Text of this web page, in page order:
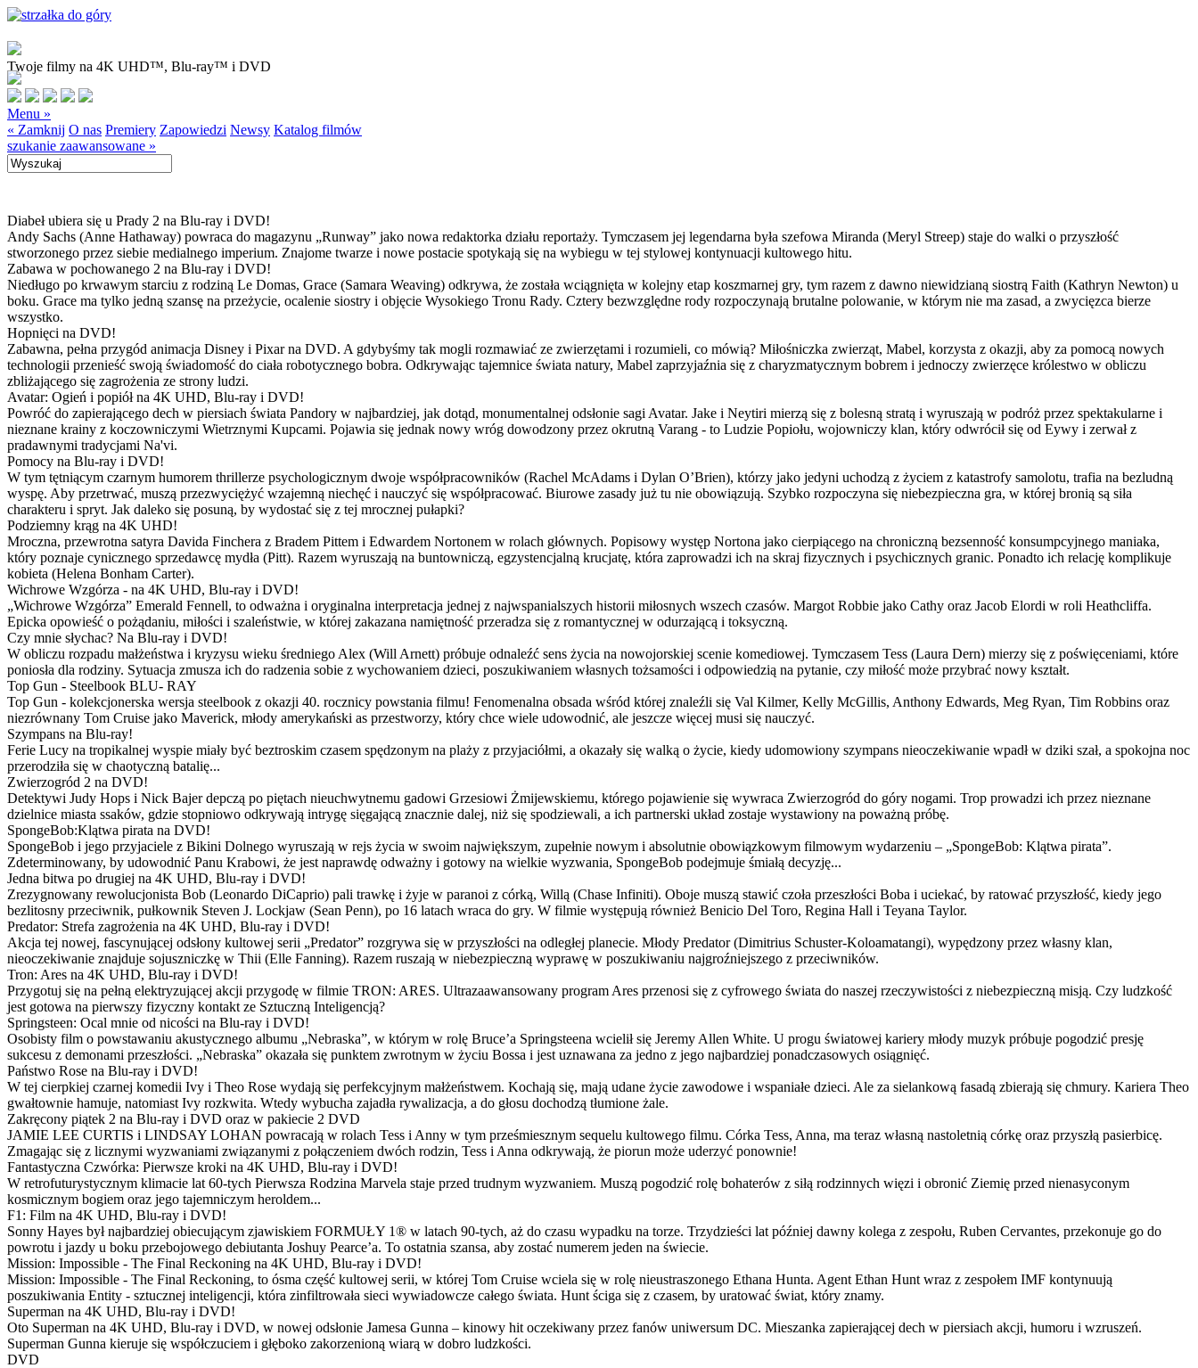
Twoje filmy na 4K UHD™, Blu-ray™ i DVD
Menu »
« Zamknij O nas Premiery Zapowiedzi Newsy Katalog filmów
szukanie zaawansowane »
Diabeł ubiera się u Prady 2 na Blu-ray i DVD!
Andy Sachs (Anne Hathaway) powraca do magazynu „Runway” jako nowa redaktorka działu reportaży. Tymczasem jej legendarna była szefowa Miranda (Meryl Streep) staje do walki o przyszłość
stworzonego przez siebie medialnego imperium. Znajome twarze i nowe postacie spotykają się na wybiegu w tej stylowej kontynuacji kultowego hitu.
Zabawa w pochowanego 2 na Blu-ray i DVD!
Niedługo po krwawym starciu z rodziną Le Domas, Grace (Samara Weaving) odkrywa, że została wciągnięta w kolejny etap koszmarnej gry, tym razem z dawno niewidzianą siostrą Faith (Kathryn Newton) u
boku. Grace ma tylko jedną szansę na przeżycie, ocalenie siostry i objęcie Wysokiego Tronu Rady. Cztery bezwzględne rody rozpoczynają brutalne polowanie, w którym nie ma zasad, a zwycięzca bierze
wszystko.
Hopnięci na DVD!
Zabawna, pełna przygód animacja Disney i Pixar na DVD. A gdybyśmy tak mogli rozmawiać ze zwierzętami i rozumieli, co mówią? Miłośniczka zwierząt, Mabel, korzysta z okazji, aby za pomocą nowych
technologii przenieść swoją świadomość do ciała robotycznego bobra. Odkrywając tajemnice świata natury, Mabel zaprzyjaźnia się z charyzmatycznym bobrem i jednoczy zwierzęce królestwo w obliczu
zbliżającego się zagrożenia ze strony ludzi.
Avatar: Ogień i popiół na 4K UHD, Blu-ray i DVD!
Powróć do zapierającego dech w piersiach świata Pandory w najbardziej, jak dotąd, monumentalnej odsłonie sagi Avatar. Jake i Neytiri mierzą się z bolesną stratą i wyruszają w podróż przez spektakularne i
nieznane krainy z koczowniczymi Wietrznymi Kupcami. Pojawia się jednak nowy wróg dowodzony przez okrutną Varang - to Ludzie Popiołu, wojowniczy klan, który odwrócił się od Eywy i zerwał z
pradawnymi tradycjami Na'vi.
Pomocy na Blu-ray i DVD!
W tym tętniącym czarnym humorem thrillerze psychologicznym dwoje współpracowników (Rachel McAdams i Dylan O’Brien), którzy jako jedyni uchodzą z życiem z katastrofy samolotu, trafia na bezludną
wyspę. Aby przetrwać, muszą przezwyciężyć wzajemną niechęć i nauczyć się współpracować. Biurowe zasady już tu nie obowiązują. Szybko rozpoczyna się niebezpieczna gra, w której bronią są siła
charakteru i spryt. Jak daleko się posuną, by wydostać się z tej mrocznej pułapki?
Podziemny krąg na 4K UHD!
Mroczna, przewrotna satyra Davida Finchera z Bradem Pittem i Edwardem Nortonem w rolach głównych. Popisowy występ Nortona jako cierpiącego na chroniczną bezsenność konsumpcyjnego maniaka,
który poznaje cynicznego sprzedawcę mydła (Pitt). Razem wyruszają na buntowniczą, egzystencjalną krucjatę, która zaprowadzi ich na skraj fizycznych i psychicznych granic. Ponadto ich relację komplikuje
kobieta (Helena Bonham Carter).
Wichrowe Wzgórza - na 4K UHD, Blu-ray i DVD!
„Wichrowe Wzgórza” Emerald Fennell, to odważna i oryginalna interpretacja jednej z najwspanialszych historii miłosnych wszech czasów. Margot Robbie jako Cathy oraz Jacob Elordi w roli Heathcliffa.
Epicka opowieść o pożądaniu, miłości i szaleństwie, w której zakazana namiętność przeradza się z romantycznej w odurzającą i toksyczną.
Czy mnie słychac? Na Blu-ray i DVD!
W obliczu rozpadu małżeństwa i kryzysu wieku średniego Alex (Will Arnett) próbuje odnaleźć sens życia na nowojorskiej scenie komediowej. Tymczasem Tess (Laura Dern) mierzy się z poświęceniami, które
poniosła dla rodziny. Sytuacja zmusza ich do radzenia sobie z wychowaniem dzieci, poszukiwaniem własnych tożsamości i odpowiedzią na pytanie, czy miłość może przybrać nowy kształt.
Top Gun - Steelbook BLU- RAY
Top Gun - kolekcjonerska wersja steelbook z okazji 40. rocznicy powstania filmu! Fenomenalna obsada wśród której znaleźli się Val Kilmer, Kelly McGillis, Anthony Edwards, Meg Ryan, Tim Robbins oraz
niezrównany Tom Cruise jako Maverick, młody amerykański as przestworzy, który chce wiele udowodnić, ale jeszcze więcej musi się nauczyć.
Szympans na Blu-ray!
Ferie Lucy na tropikalnej wyspie miały być beztroskim czasem spędzonym na plaży z przyjaciółmi, a okazały się walką o życie, kiedy udomowiony szympans nieoczekiwanie wpadł w dziki szał, a spokojna noc
przerodziła się w chaotyczną batalię...
Zwierzogród 2 na DVD!
Detektywi Judy Hops i Nick Bajer depczą po piętach nieuchwytnemu gadowi Grzesiowi Żmijewskiemu, którego pojawienie się wywraca Zwierzogród do góry nogami. Trop prowadzi ich przez nieznane
dzielnice miasta ssaków, gdzie stopniowo odkrywają intrygę sięgającą znacznie dalej, niż się spodziewali, a ich partnerski układ zostaje wystawiony na poważną próbę.
SpongeBob:Klątwa pirata na DVD!
SpongeBob i jego przyjaciele z Bikini Dolnego wyruszają w rejs życia w swoim największym, zupełnie nowym i absolutnie obowiązkowym filmowym wydarzeniu – „SpongeBob: Klątwa pirata”.
Zdeterminowany, by udowodnić Panu Krabowi, że jest naprawdę odważny i gotowy na wielkie wyzwania, SpongeBob podejmuje śmiałą decyzję...
Jedna bitwa po drugiej na 4K UHD, Blu-ray i DVD!
Zrezygnowany rewolucjonista Bob (Leonardo DiCaprio) pali trawkę i żyje w paranoi z córką, Willą (Chase Infiniti). Oboje muszą stawić czoła przeszłości Boba i uciekać, by ratować przyszłość, kiedy jego
bezlitosny przeciwnik, pułkownik Steven J. Lockjaw (Sean Penn), po 16 latach wraca do gry. W filmie występują również Benicio Del Toro, Regina Hall i Teyana Taylor.
Predator: Strefa zagrożenia na 4K UHD, Blu-ray i DVD!
Akcja tej nowej, fascynującej odsłony kultowej serii „Predator” rozgrywa się w przyszłości na odległej planecie. Młody Predator (Dimitrius Schuster-Koloamatangi), wypędzony przez własny klan,
nieoczekiwanie znajduje sojuszniczkę w Thii (Elle Fanning). Razem ruszają w niebezpieczną wyprawę w poszukiwaniu najgroźniejszego z przeciwników.
Tron: Ares na 4K UHD, Blu-ray i DVD!
Przygotuj się na pełną elektryzującej akcji przygodę w filmie TRON: ARES. Ultrazaawansowany program Ares przenosi się z cyfrowego świata do naszej rzeczywistości z niebezpieczną misją. Czy ludzkość
jest gotowa na pierwszy fizyczny kontakt ze Sztuczną Inteligencją?
Springsteen: Ocal mnie od nicości na Blu-ray i DVD!
Osobisty film o powstawaniu akustycznego albumu „Nebraska”, w którym w rolę Bruce’a Springsteena wcielił się Jeremy Allen White. U progu światowej kariery młody muzyk próbuje pogodzić presję
sukcesu z demonami przeszłości. „Nebraska” okazała się punktem zwrotnym w życiu Bossa i jest uznawana za jedno z jego najbardziej ponadczasowych osiągnięć.
Państwo Rose na Blu-ray i DVD!
W tej cierpkiej czarnej komedii Ivy i Theo Rose wydają się perfekcyjnym małżeństwem. Kochają się, mają udane życie zawodowe i wspaniałe dzieci. Ale za sielankową fasadą zbierają się chmury. Kariera Theo
gwałtownie hamuje, natomiast Ivy rozkwita. Wtedy wybucha zajadła rywalizacja, a do głosu dochodzą tłumione żale.
Zakręcony piątek 2 na Blu-ray i DVD oraz w pakiecie 2 DVD
JAMIE LEE CURTIS i LINDSAY LOHAN powracają w rolach Tess i Anny w tym prześmiesznym sequelu kultowego filmu. Córka Tess, Anna, ma teraz własną nastoletnią córkę oraz przyszłą pasierbicę.
Zmagając się z licznymi wyzwaniami związanymi z połączeniem dwóch rodzin, Tess i Anna odkrywają, że piorun może uderzyć ponownie!
Fantastyczna Czwórka: Pierwsze kroki na 4K UHD, Blu-ray i DVD!
W retrofuturystycznym klimacie lat 60-tych Pierwsza Rodzina Marvela staje przed trudnym wyzwaniem. Muszą pogodzić rolę bohaterów z siłą rodzinnych więzi i obronić Ziemię przed nienasyconym
kosmicznym bogiem oraz jego tajemniczym heroldem...
F1: Film na 4K UHD, Blu-ray i DVD!
Sonny Hayes był najbardziej obiecującym zjawiskiem FORMUŁY 1® w latach 90-tych, aż do czasu wypadku na torze. Trzydzieści lat później dawny kolega z zespołu, Ruben Cervantes, przekonuje go do
powrotu i jazdy u boku przebojowego debiutanta Joshuy Pearce’a. To ostatnia szansa, aby zostać numerem jeden na świecie.
Mission: Impossible - The Final Reckoning na 4K UHD, Blu-ray i DVD!
Mission: Impossible - The Final Reckoning, to ósma część kultowej serii, w której Tom Cruise wciela się w rolę nieustraszonego Ethana Hunta. Agent Ethan Hunt wraz z zespołem IMF kontynuują
poszukiwania Entity - sztucznej inteligencji, która zinfiltrowała sieci wywiadowcze całego świata. Hunt ściga się z czasem, by uratować świat, który znamy.
Superman na 4K UHD, Blu-ray i DVD!
Oto Superman na 4K UHD, Blu-ray i DVD, w nowej odsłonie Jamesa Gunna – kinowy hit oczekiwany przez fanów uniwersum DC. Mieszanka zapierającej dech w piersiach akcji, humoru i wzruszeń.
Superman Gunna kieruje się współczuciem i głęboko zakorzenioną wiarą w dobro ludzkości.
DVD